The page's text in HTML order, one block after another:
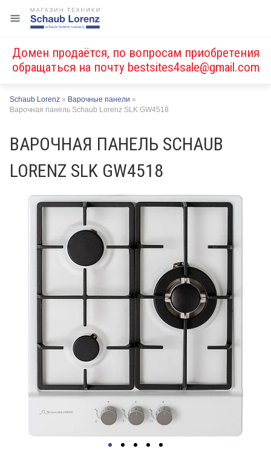
Домен продаётся, по вопросам приобретения
обращаться на почту bestsites4sale@gmail.com
Schaub Lorenz » Варочные панели »
Варочная панель Schaub Lorenz SLK GW4518
ВАРОЧНАЯ ПАНЕЛЬ SCHAUB
LORENZ SLK GW4518